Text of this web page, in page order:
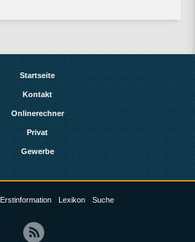
Startseite
Kontakt
Onlinerechner
Privat
Gewerbe
Erstinformation Lexikon Suche